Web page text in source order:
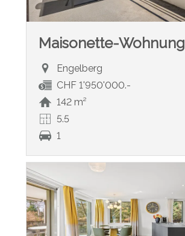
Maisonette-Wohnung
Engelberg
CHF 1'950'000.-
142 m²
5.5
1